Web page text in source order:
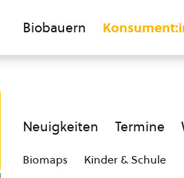
Biobauern
Neuigkeiten Termine
Biomaps Kinder & Schule